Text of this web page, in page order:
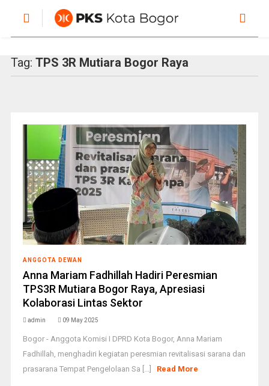
Tag: TPS 3R Mutiara Bogor Raya
ANGGOTA DEWAN
Anna Mariam Fadhillah Hadiri Peresmian
TPS3R Mutiara Bogor Raya, Apresiasi
Kolaborasi Lintas Sektor
admin 09 May 2025
Bogor - Anggota Komisi I DPRD Kota Bogor, Anna Mariam
Fadhillah, menghadiri kegiatan peresmian revitalisasi sarana dan
prasarana Tempat Pengelolaan Sa [...]
Read More